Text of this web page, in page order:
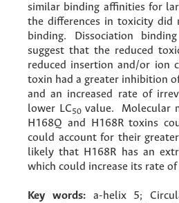
similar binding affinities for
the differences in toxicity did
binding. Dissociation
suggest that the reduced
reduced insertion and/or ion
toxin had a greater inhibition
and an increased rate of
lower LC50value. Molecular
H168Q and H168R toxins
could account for their
likely that H168R has an
which could increase its rate
Key words:a-helix 5;